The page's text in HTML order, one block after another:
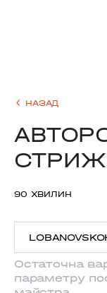
НАЗАД
90 ХВИЛИН
Остаточна
параметру